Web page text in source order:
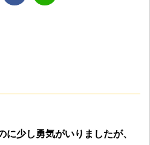
に少し勇気がいりましたが、